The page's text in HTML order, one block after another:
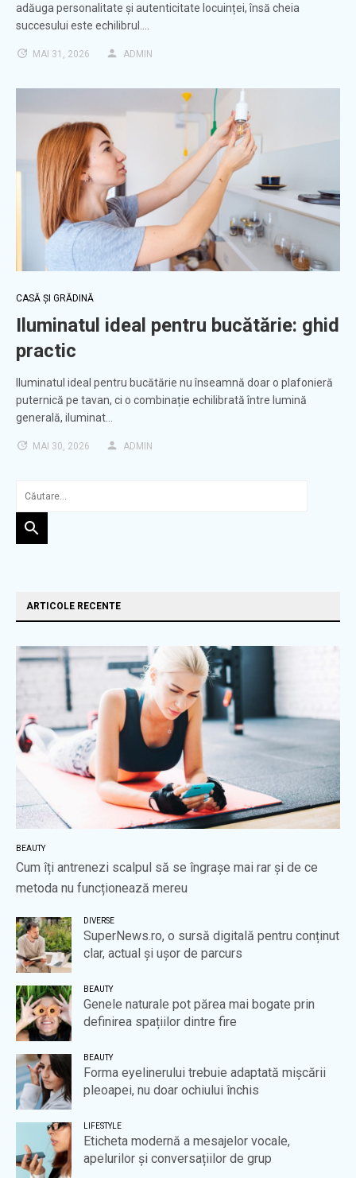
adăuga personalitate și autenticitate locuinței, însă cheia
succesului este echilibrul.…
MAI 31, 2026 ADMIN
CASĂ ȘI GRĂDINĂ
Iluminatul ideal pentru bucătărie: ghid
practic
Iluminatul ideal pentru bucătărie nu înseamnă doar o plafonieră
puternică pe tavan, ci o combinație echilibrată între lumină
generală, iluminat…
MAI 30, 2026 ADMIN
ARTICOLE RECENTE
BEAUTY
Cum îți antrenezi scalpul să se îngrașe mai rar și de ce
metoda nu funcționează mereu
DIVERSE
SuperNews.ro, o sursă digitală pentru conținut
clar, actual și ușor de parcurs
BEAUTY
Genele naturale pot părea mai bogate prin
definirea spațiilor dintre fire
BEAUTY
Forma eyelinerului trebuie adaptată mișcării
pleoapei, nu doar ochiului închis
LIFESTYLE
Eticheta modernă a mesajelor vocale,
apelurilor și conversațiilor de grup